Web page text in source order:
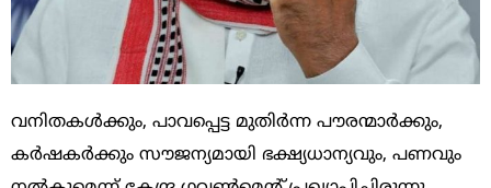
വനിതകൾക്കും, പാവപ്പെട്ട മുതിർന്ന പൗരന്മാർക്കും,
കർഷകർക്കും സൗജന്യമായി ഭക്ഷ്യധാന്യവും, പണവും